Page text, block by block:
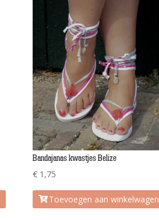
Bandajanas kwastjes Belize
€ 1,75
Toevoegen aan winkelwagen